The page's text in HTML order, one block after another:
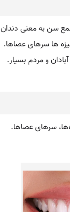
سن به معنی دندان
ها سرهای عصاها.
و مردم بسیار.
سرهای عصاها.